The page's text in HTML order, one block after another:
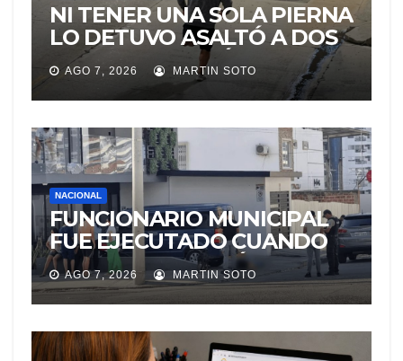
NI TENER UNA SOLA PIERNA
LO DETUVO ASALTÓ A DOS
MUJERES Y HUYÓ
BRINCANDO.
AGO 7, 2026 MARTIN SOTO
NACIONAL
FUNCIONARIO MUNICIPAL
FUE EJECUTADO CUANDO
IBA A UNA REUNIÓN DE
TRABAJO EN MANTA
AGO 7, 2026 MARTIN SOTO